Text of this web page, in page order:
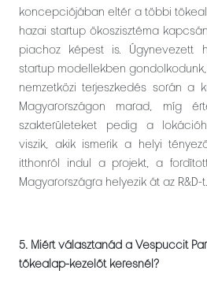
koncepciójában eltér a többi
hazai startup ökoszisztéma
piachoz képest is. Úgynevezett
startup modellekben
nemzetközi terjeszkedés során a
Magyarországon marad, míg
szakterületeket pedig a
viszik, akik ismerik a helyi
itthonról indul a projekt, a
Magyarországra helyezik át az R&D-t.
5. Miért választanád a Vespuccit
tőkealap-kezelőt keresnél?